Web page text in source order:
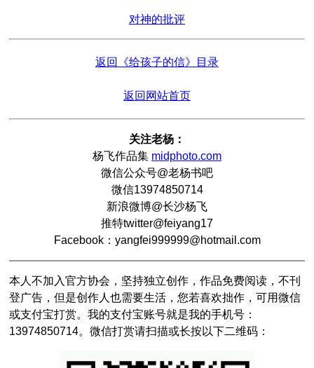
对神的批评
返回《给孩子的信》目录
返回网站首页
关注老杨：
杨飞作品集 midphoto.com
微信公众号@老杨书吧
微信13974850714
新浪微博@长沙杨飞
推特twitter@feiyang17
Facebook：yangfei999999@hotmail.com
本人不加入官方协会，坚持独立创作，作品免费阅读，不刊
登广告，但是创作人也需要生活，您若喜欢拙作，可用微信
或支付宝打赏。我的支付宝账号就是我的手机号：
13974850714。微信打赏请扫描或长按以下二维码：